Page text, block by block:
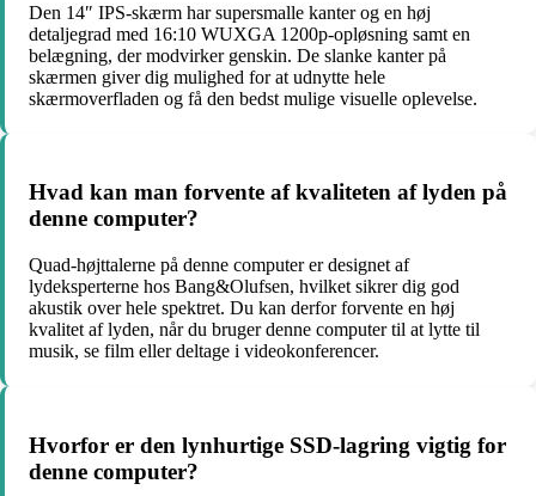
Den 14″ IPS-skærm har supersmalle kanter og en høj
detaljegrad med 16:10 WUXGA 1200p-opløsning samt en
belægning, der modvirker genskin. De slanke kanter på
skærmen giver dig mulighed for at udnytte hele
skærmoverfladen og få den bedst mulige visuelle oplevelse.
Hvad kan man forvente af kvaliteten af lyden på
denne computer?
Quad-højttalerne på denne computer er designet af
lydeksperterne hos Bang&Olufsen, hvilket sikrer dig god
akustik over hele spektret. Du kan derfor forvente en høj
kvalitet af lyden, når du bruger denne computer til at lytte til
musik, se film eller deltage i videokonferencer.
Hvorfor er den lynhurtige SSD-lagring vigtig for
denne computer?